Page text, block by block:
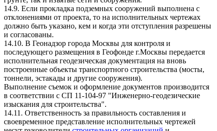
14.9. Если прокладка подземных сооружений выполнена с
отклонениями от проекта, то на исполнительных чертежах
должно быть указано, кем и когда эти отступления разрешены
и согласованы.
14.10. В Геонадзор города Москвы для контроля и
последующего размещения в Геофонде г.Москвы передается
исполнительная геодезическая документация на вновь
построенные объекты транспортного строительства (мосты,
тоннели, эстакады и другие сооружения).
Выполнение съемок и оформление документов производится
в соответствии с СП 11-104-97 "Инженерно-геодезические
изыскания для строительства".
14.11. Ответственность за правильность составления и
своевременное представление исполнительных чертежей